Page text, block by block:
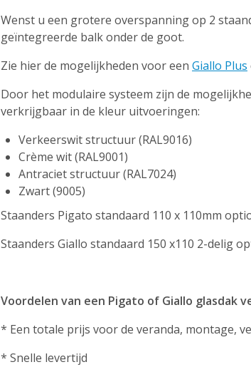
Wenst u een grotere overspanning op 2
geïntegreerde balk onder de goot.
Zie hier de mogelijkheden voor een Giallo Plus
Door het modulaire systeem zijn de
verkrijgbaar in de kleur uitvoeringen:
Verkeerswit structuur (RAL9016)
Crème wit (RAL9001)
Antraciet structuur (RAL7024)
Zwart (9005)
Staanders Pigato standaard 110 x 110mm
Staanders Giallo standaard 150 x110 2-delig
Voordelen van een Pigato of Giallo glasdak
* Een totale prijs voor de veranda, montage,
* Snelle levertijd